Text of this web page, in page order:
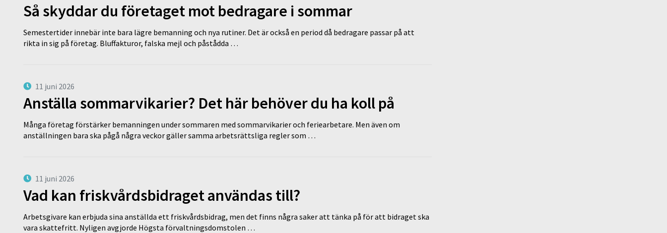
Så skyddar du företaget mot bedragare i sommar
Semestertider innebär inte bara lägre bemanning och nya rutiner. Det är också en period då bedragare passar på att
rikta in sig på företag. Bluffakturor, falska mejl och påstådda …
11 juni 2026
Anställa sommarvikarier? Det här behöver du ha koll på
Många företag förstärker bemanningen under sommaren med sommarvikarier och feriearbetare. Men även om
anställningen bara ska pågå några veckor gäller samma arbetsrättsliga regler som …
11 juni 2026
Vad kan friskvårdsbidraget användas till?
Arbetsgivare kan erbjuda sina anställda ett friskvårdsbidrag, men det finns några saker att tänka på för att bidraget ska
vara skattefritt. Nyligen avgjorde Högsta förvaltningsdomstolen …